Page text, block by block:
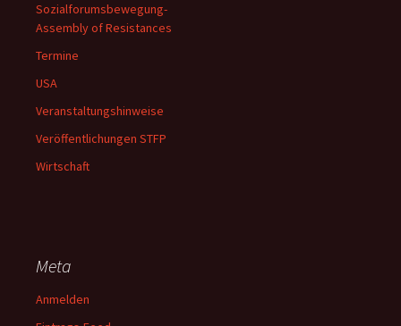
Sozialforumsbewegung-
Assembly of Resistances
Termine
USA
Veranstaltungshinweise
Veröffentlichungen STFP
Wirtschaft
Meta
Anmelden